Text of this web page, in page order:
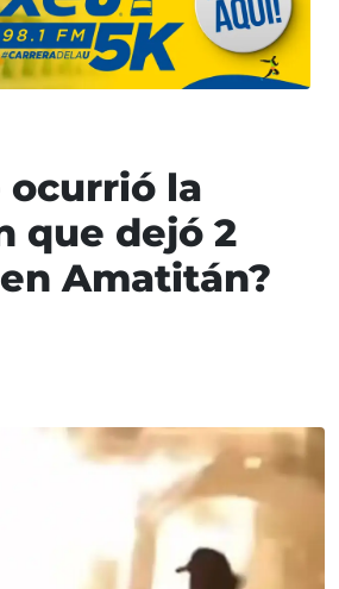
ocurrió la
que dejó 2
Amatitán?